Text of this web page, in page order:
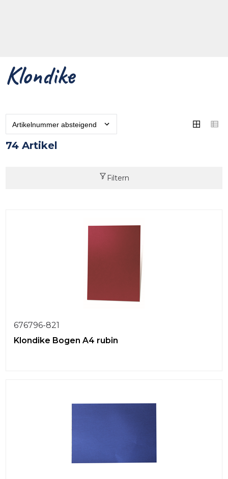
Klondike
74 Artikel
Filtern
676796-821
Klondike Bogen A4 rubin